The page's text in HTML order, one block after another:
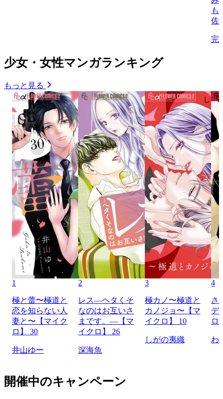
も
佐
完
少女・女性マンガランキング
もっと見る
1
極と蕾〜極道と
恋を知らない人
妻と〜【マイク
ロ】 30
井山ゆー
2
レス―ヘタくそ
なのはお互いさ
まです。―【マ
イクロ】 26
深海魚
3
極カノ〜極道と
カノジョ〜【マ
イクロ】 10
しがの夷織
4
さ
デ
ロ
わ
開催中のキャンペーン